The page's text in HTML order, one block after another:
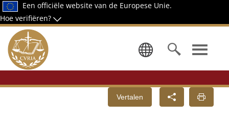
Een officiële website van de Europese Unie.
Hoe verifiëren?
Kies een
Vertalen